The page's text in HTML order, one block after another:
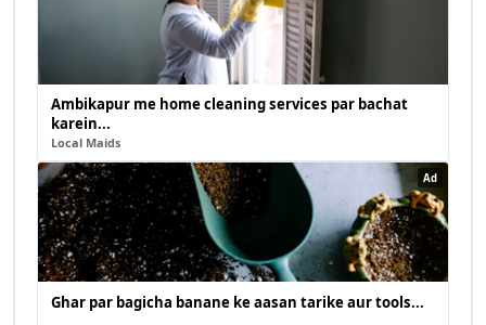
Ambikapur me home cleaning services par bachat
karein...
Local Maids
Ad
Ghar par bagicha banane ke aasan tarike aur tools...